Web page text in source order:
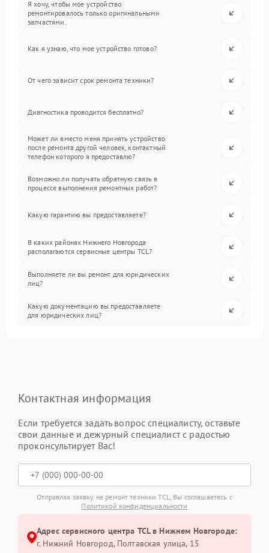
Я хочу, чтобы мое устройство
ремонтировалось только оригинальными
запчастями.
Как я узнаю, что мое устройство готово?
От чего зависит срок ремонта техники?
Диагностика проводится бесплатно?
Может ли вместо меня принять устройство
после ремонта другой человек, контактный
телефон которого я предоставлю?
Возможно ли получать обратную связь в
процессе выполнения ремонтных работ?
Какую гарантию вы предоставляете?
В каких районах Нижнего Новгорода
располагаются сервисные центры TCL?
Выполняете ли вы ремонт для юридических
лиц?
Какую документацию вы предоставляете
для юридических лиц?
Контактная информация
Если требуется задать вопрос специалисту, оставьте
свои данные и дежурный специалист с радостью
проконсультирует Вас!
Отправляя заявку на ремонт техники TCL, Вы соглашаетесь с
Политикой конфиденциальности
Адрес сервисного центра TCL в Нижнем Новгороде:
г. Нижний Новгород, Полтавская улица, 15